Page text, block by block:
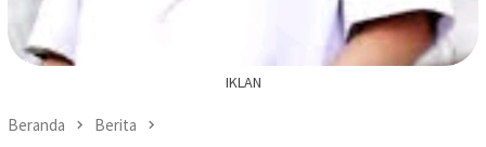
IKLAN
Beranda Berita